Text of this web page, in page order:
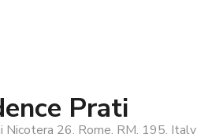
Prati
Nicotera 26, Rome, RM, 195, Italy